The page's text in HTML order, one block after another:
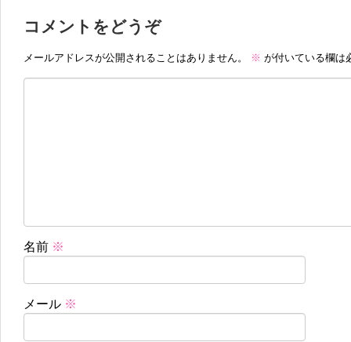
コメントをどうぞ
メールアドレスが公開されることはありません。 ※ が付いている欄は
名前 ※
メール ※